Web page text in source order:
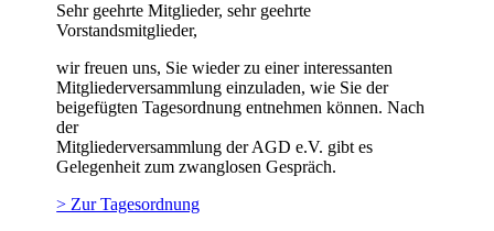
Sehr geehrte Mitglieder, sehr geehrte
Vorstandsmitglieder,
wir freuen uns, Sie wieder zu einer interessanten
Mitgliederversammlung einzuladen, wie Sie der
beigefügten Tagesordnung entnehmen können. Nach
der
Mitgliederversammlung der AGD e.V. gibt es
Gelegenheit zum zwanglosen Gespräch.
> Zur Tagesordnung